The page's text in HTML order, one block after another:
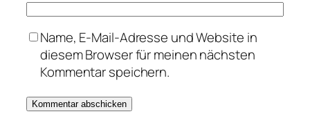
Name, E-Mail-Adresse und Website in
diesem Browser für meinen nächsten
Kommentar speichern.